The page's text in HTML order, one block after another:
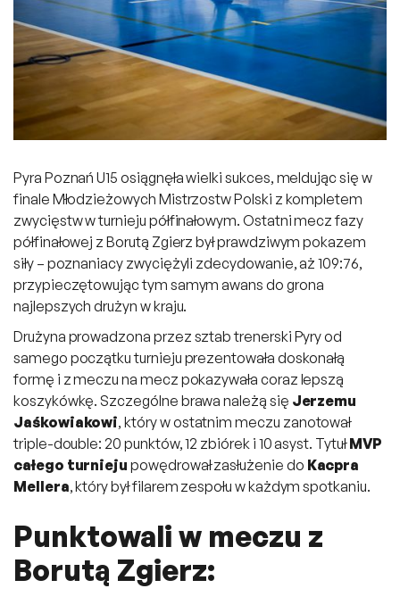
Pyra Poznań U15 osiągnęła wielki sukces, meldując się w
finale Młodzieżowych Mistrzostw Polski z kompletem
zwycięstw w turnieju półfinałowym. Ostatni mecz fazy
półfinałowej z Borutą Zgierz był prawdziwym pokazem
siły – poznaniacy zwyciężyli zdecydowanie, aż 109:76,
przypieczętowując tym samym awans do grona
najlepszych drużyn w kraju.
Drużyna prowadzona przez sztab trenerski Pyry od
samego początku turnieju prezentowała doskonałą
formę i z meczu na mecz pokazywała coraz lepszą
koszykówkę. Szczególne brawa należą się Jerzemu
Jaśkowiakowi, który w ostatnim meczu zanotował
triple-double: 20 punktów, 12 zbiórek i 10 asyst. TytułMVP
całego turnieju powędrował zasłużenie do Kacpra
Mellera, który był filarem zespołu w każdym spotkaniu.
Punktowali w meczu z
Borutą Zgierz: